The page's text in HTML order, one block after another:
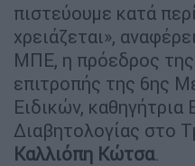
πιστεύουμε κατά
χρειάζεται»,
ΜΠΕ, η πρόεδρος
επιτροπής της 6ης
Ειδικών, καθηγήτρια
Διαβητολογίας στο
Καλλιόπη Κώτσα.